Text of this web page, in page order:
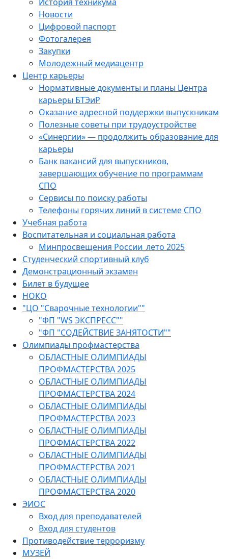
Новости
Цифровой паспорт
Фотогалерея
Закупки
Молодежный медиацентр
Центр карьеры
Нормативные документы и планы Центра
карьеры БТЭиР
Оказание адресной поддержки выпускникам
Полезные советы при трудоустройстве
«Синергии» — продолжить образование для
карьеры
Банк вакансий для выпускников,
завершающих обучение по программам
СПО
Сервисы по поиску работы
Телефоны горячих линий в системе СПО
Учебная работа
Воспитательная и социальная работа
Минпросвещения России_лето 2025
Студенческий спортивный клуб
Демонстрационный экзамен
Билет в будущее
НОКО
"ЦО "Сварочные технологии""
"ФП "WS ЭКСПРЕСС""
"ФП "СОДЕЙСТВИЕ ЗАНЯТОСТИ""
Олимпиады профмастерства
ОБЛАСТНЫЕ ОЛИМПИАДЫ
ПРОФМАСТЕРСТВА 2025
ОБЛАСТНЫЕ ОЛИМПИАДЫ
ПРОФМАСТЕРСТВА 2024
ОБЛАСТНЫЕ ОЛИМПИАДЫ
ПРОФМАСТЕРСТВА 2023
ОБЛАСТНЫЕ ОЛИМПИАДЫ
ПРОФМАСТЕРСТВА 2022
ОБЛАСТНЫЕ ОЛИМПИАДЫ
ПРОФМАСТЕРСТВА 2021
ОБЛАСТНЫЕ ОЛИМПИАДЫ
ПРОФМАСТЕРСТВА 2020
ЭИОС
Вход для преподавателей
Вход для студентов
Противодействие терроризму
МУЗЕЙ